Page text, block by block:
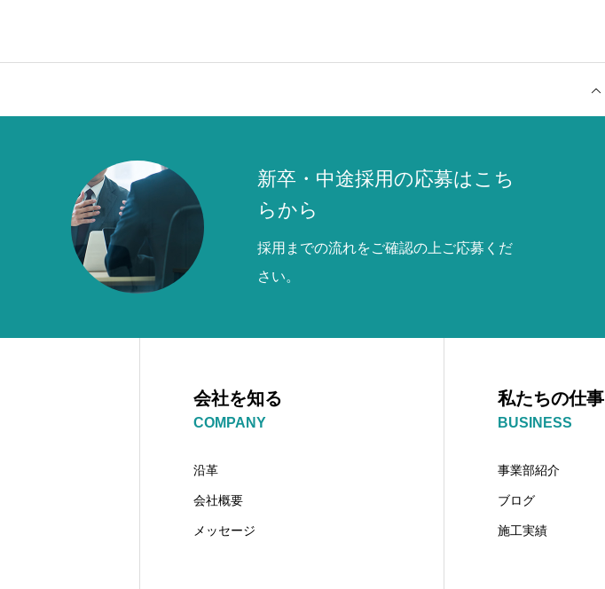
新卒・中途採用の応募はこち
らから
採用までの流れをご確認の上ご応募くだ
さい。
会社を知る
COMPANY
沿革
会社概要
メッセージ
私たちの仕事
BUSINESS
事業部紹介
ブログ
施工実績